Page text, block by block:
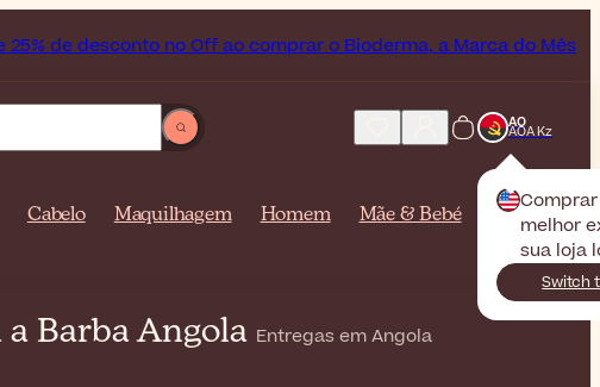
no Off ao comprar o Bioderma, a Marca do Mês Envio
AO
AOA Kz
melhor
sua loja
Switch
Cabelo Maquilhagem Homem Mãe & Bebé
a Barba Angola Entregas em Angola